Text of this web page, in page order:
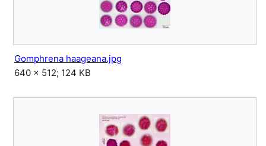
Gomphrena haageana.jpg
640 × 512; 124 KB